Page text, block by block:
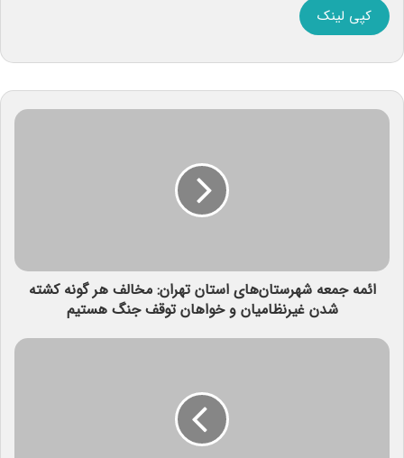
کپی لینک
ائمه جمعه شهرستان‌های استان تهران: مخالف هر گونه کشته
شدن غیرنظامیان و خواهان توقف جنگ هستیم